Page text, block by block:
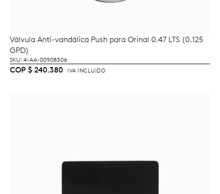
LEER MÁS
Válvula Anti-vandálica Push para Orinal 0.47 LTS (0.125
GPD)
SKU: 4-AA-00908306
COP $ 240.380 IVA INCLUIDO